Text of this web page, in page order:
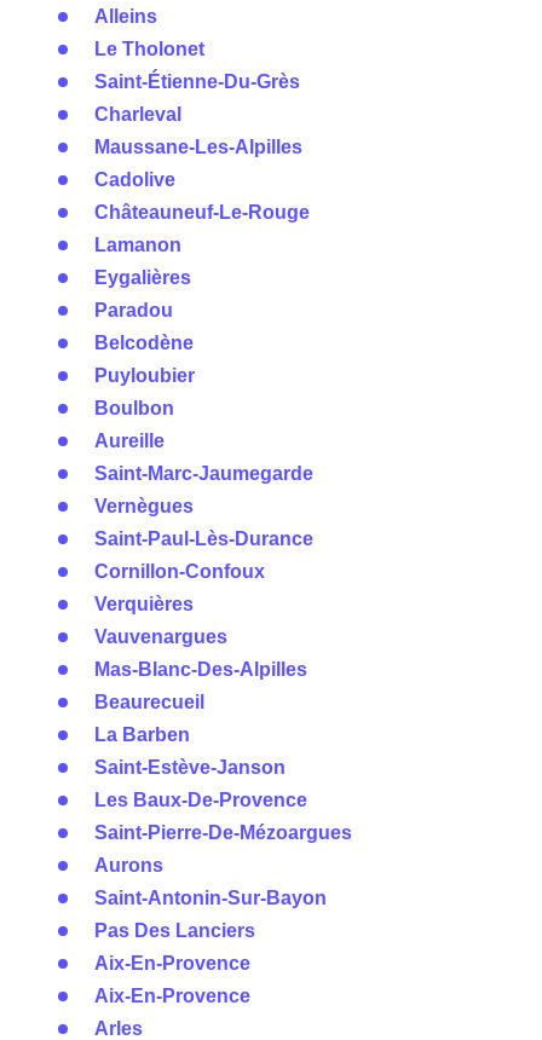
Alleins
Le Tholonet
Saint-Étienne-Du-Grès
Charleval
Maussane-Les-Alpilles
Cadolive
Châteauneuf-Le-Rouge
Lamanon
Eygalières
Paradou
Belcodène
Puyloubier
Boulbon
Aureille
Saint-Marc-Jaumegarde
Vernègues
Saint-Paul-Lès-Durance
Cornillon-Confoux
Verquières
Vauvenargues
Mas-Blanc-Des-Alpilles
Beaurecueil
La Barben
Saint-Estève-Janson
Les Baux-De-Provence
Saint-Pierre-De-Mézoargues
Aurons
Saint-Antonin-Sur-Bayon
Pas Des Lanciers
Aix-En-Provence
Aix-En-Provence
Arles